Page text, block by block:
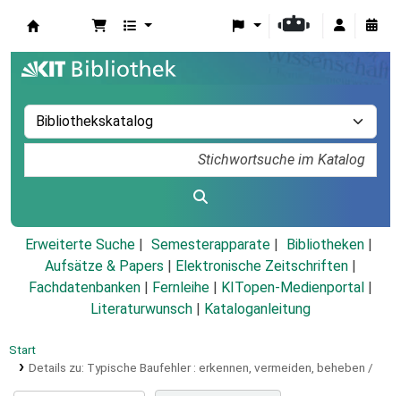
Erweiterte Suche Semesterapparate
Bibliotheken
Aufsätze & Papers
Elektronische Zeitschriften
Fachdatenbanken
Fernleihe KITopen-Medienportal
Literaturwunsch
Kataloganleitung
Start
Details zu: Typische Baufehler : erkennen, vermeiden, beheben /